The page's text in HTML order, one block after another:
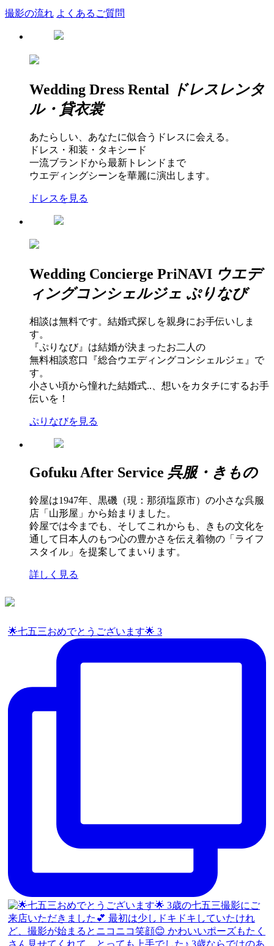
撮影の流れ よくあるご質問
Wedding Dress Rental
ドレスレンタ
ル・貸衣裳
あたらしい、あなたに似合うドレスに会える。
ドレス・和装・タキシード
一流ブランドから最新トレンドまで
ウエディングシーンを華麗に演出します。
ドレスを見る
Wedding Concierge PriNAVI ウエデ
ィングコンシェルジェ ぷりなび
相談は無料です。結婚式探しを親身にお手伝いしま
す。
『ぷりなび』は結婚が決まったお二人の
無料相談窓口『総合ウエディングコンシェルジェ』で
す。
小さい頃から憧れた結婚式..、想いをカタチにするお手
伝いを！
ぷりなびを見る
Gofuku After Service 呉服・きもの
鈴屋は1947年、黒磯（現：那須塩原市）の小さな呉服
店「山形屋」から始まりました。
鈴屋では今までも、そしてこれからも、きもの文化を
通して日本人のもつ心の豊かさを伝え着物の「ライフ
スタイル」を提案してまいります。
詳しく見る
🌟七五三おめでとうございます🌟 3